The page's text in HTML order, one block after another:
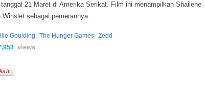
21 Maret di Amerika Serikat. Film ini menampilkan Shailene
sebagai pemerannya.
Goulding, The Hunger Games, Zedd
views